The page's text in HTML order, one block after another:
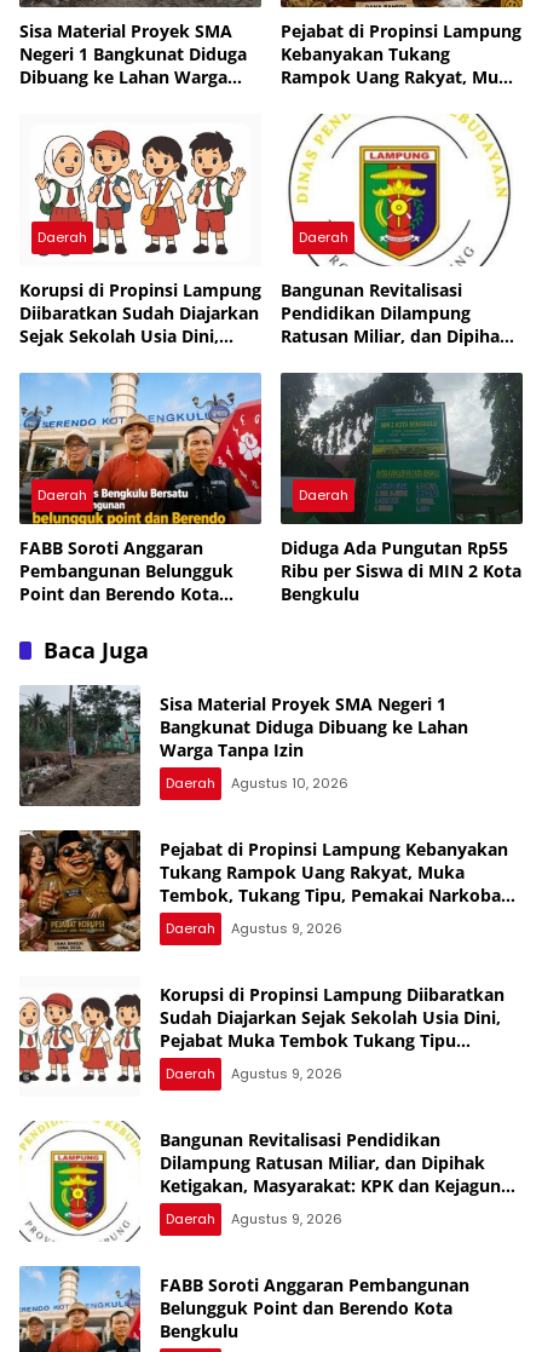
Sisa Material Proyek SMA
Negeri 1 Bangkunat Diduga
Dibuang ke Lahan Warga
Pejabat di Propinsi Lampung
Kebanyakan Tukang
Rampok Uang Rakyat, Muka
Pemakai Narkoba dan
Tukang Bekacuk
Daerah
Korupsi di Propinsi Lampung
Diibaratkan Sudah Diajarkan
Sejak Sekolah Usia Dini,
Tukang Tipu Rampok Uang
Rakyat
Daerah
Bangunan Revitalisasi
Pendidikan Dilampung
Ratusan Miliar, dan Dipihak
dan Kejagung Jangan Cukup
Pembinaan, Uang Rakyat
Bukan Warisan Nenek
Moyang
Daerah
FABB Soroti Anggaran
Pembangunan Belungguk
Point dan Berendo Kota
Daerah
Diduga Ada Pungutan Rp55
Ribu per Siswa di MIN 2 Kota
Bengkulu
Baca Juga
Sisa Material Proyek SMA Negeri 1
Bangkunat Diduga Dibuang ke Lahan
Warga Tanpa Izin
Daerah Agustus 10, 2026
Pejabat di Propinsi Lampung Kebanyakan
Tukang Rampok Uang Rakyat, Muka
Tembok, Tukang Tipu, Pemakai Narkoba
dan Tukang Bekacuk
Daerah Agustus 9, 2026
Korupsi di Propinsi Lampung Diibaratkan
Sudah Diajarkan Sejak Sekolah Usia Dini,
Pejabat Muka Tembok Tukang Tipu
Rampok Uang Rakyat
Daerah Agustus 9, 2026
Bangunan Revitalisasi Pendidikan
Dilampung Ratusan Miliar, dan Dipihak
Ketigakan, Masyarakat: KPK dan Kejagung
Jangan Cukup Pembinaan, Uang Rakyat
Bukan Warisan Nenek Moyang
Daerah Agustus 9, 2026
FABB Soroti Anggaran Pembangunan
Belungguk Point dan Berendo Kota
Bengkulu